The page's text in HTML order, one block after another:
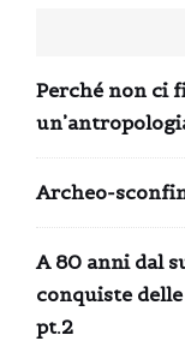
Perché non ci
Archeo-
A 80 anni dal
conquiste
pt.2